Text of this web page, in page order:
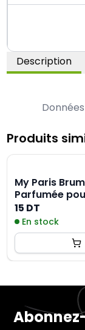
Description
Produits
My Paris
Parfumée
250ML
15 DT
En stock